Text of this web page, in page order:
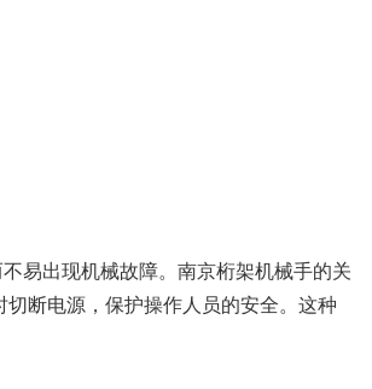
易出现机械故障。南京桁架机械手的关
断电源，保护操作人员的安全。这种